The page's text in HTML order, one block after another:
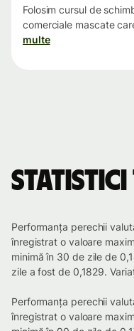
Folosim cursul de
comerciale mascate
multe
Statistici
Performanța perechii
înregistrat o valoare
minimă în 30 de zile de
zile a fost de 0,1829.
Performanța perechii
înregistrat o valoare